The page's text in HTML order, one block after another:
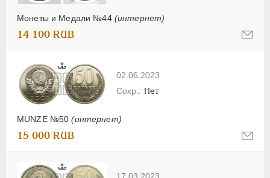
Монеты и Медали №44 (интернет)
14 100 RUB
02.06.2023
MUNZE №50(интернет)
Нет
15 000 RUB
17.03.2023